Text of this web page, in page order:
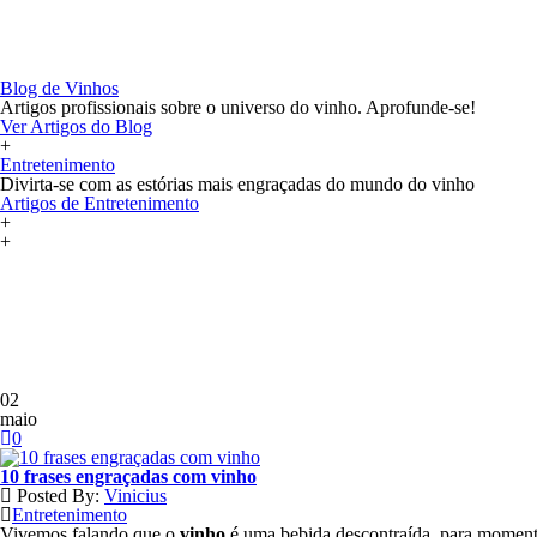
Blog de Vinhos
Artigos profissionais sobre o universo do vinho. Aprofunde-se!
Ver Artigos do Blog
+
Entretenimento
Divirta-se com as estórias mais engraçadas do mundo do vinho
Artigos de Entretenimento
+
+
02
maio
0
10 frases engraçadas com vinho
Posted By: Vinicius
Entretenimento